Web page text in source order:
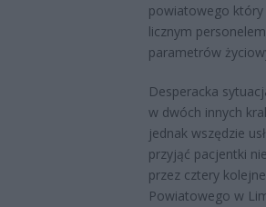
powiatowego który
licznym
parametrów
Desperacka
w dwóch innych
jednak wszędzie
przyjąć pacjentki
przez cztery
Powiatowego w